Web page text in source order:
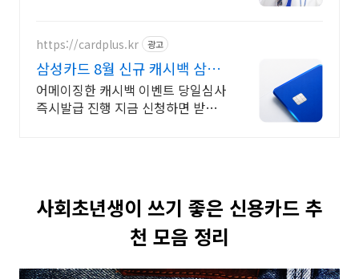
https://cardplus.kr 광고
삼성카드 8월 신규 캐시백 삼성
카드 최대 캐시백지원
어메이징한 캐시백 이벤트 당일심사
즉시발급 진행 지금 신청하면 받을
사회초년생이 쓰기 좋은 신용카드 추
천 모음 정리